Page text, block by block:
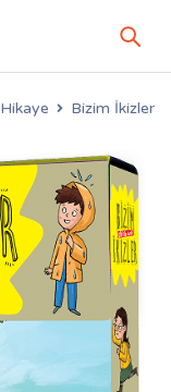
Hikaye Bizim İkizler